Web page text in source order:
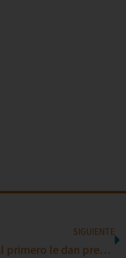
SIGUIENTE
Al primero le dan premio